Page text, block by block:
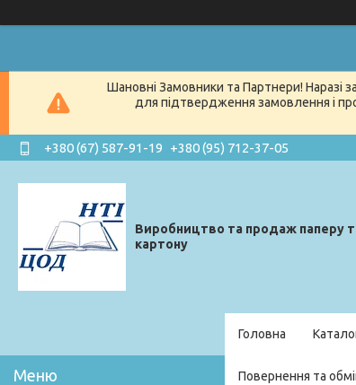
Шановні Замовники та Партнери! Наразі
для підтвердження замовлення і
+380 (67) 587-91-19 +380 (95) 712-37-05
Виробництво та продаж паперу
картону
Головна
Повернення та